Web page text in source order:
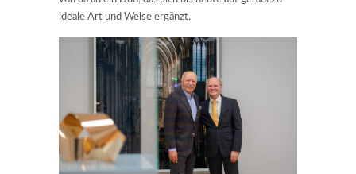
ideale Art und Weise ergänzt.